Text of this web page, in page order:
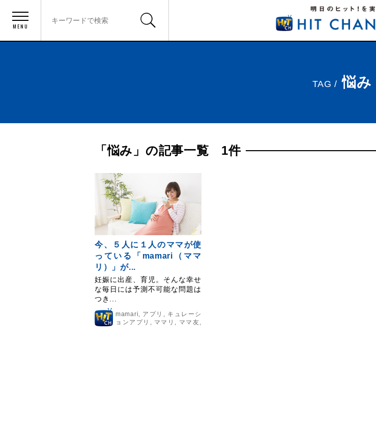
MENU
TAG / 悩み
「悩み」の記事一覧 1件
今、５人に１人のママが使
っている「mamari（ママ
リ）」が...
妊娠に出産、育児。そんな幸せ
な毎日には予測不可能な問題は
つき...
mamari アプリ
キュレーシ
ョンアプリ
ママリ ママ友